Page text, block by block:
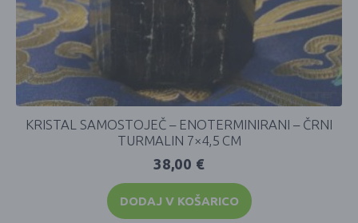
KRISTAL SAMOSTOJEČ – ENOTERMINIRANI – ČRNI
TURMALIN 7×4,5 CM
38,00 €
DODAJ V KOŠARICO